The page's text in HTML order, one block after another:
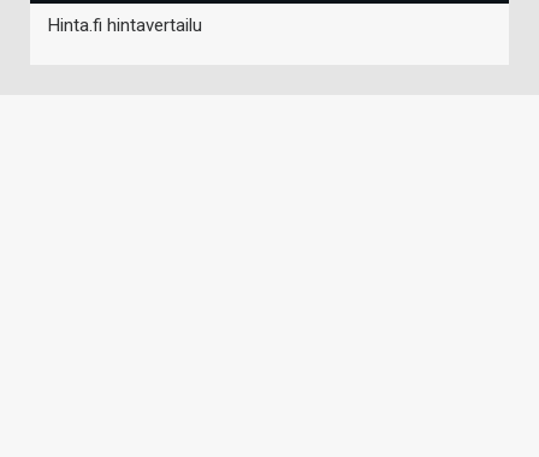
Hinta.fi hintavertailu